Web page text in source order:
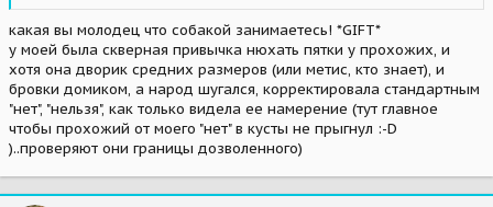
какая вы молодец что собакой занимаетесь! *GIFT*
у моей была скверная привычка нюхать пятки у прохожих, и
хотя она дворик средних размеров (или метис, кто знает), и
бровки домиком, а народ шугался, корректировала стандартным
"нет", "нельзя", как только видела ее намерение (тут главное
чтобы прохожий от моего "нет" в кусты не прыгнул :-D
)..проверяют они границы дозволенного)